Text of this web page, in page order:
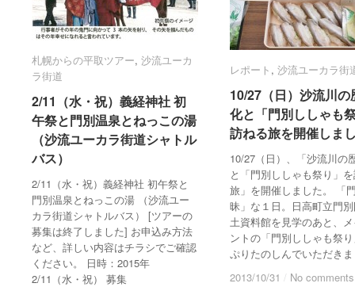
札幌からの平取ツアー, 沙流ユーカ
ラ街道
2/11（水・祝）義経神社 初
午祭と門別温泉とねっこの湯
（沙流ユーカラ街道シャトル
バス）
2/11（水・祝）義経神社 初午祭と
門別温泉とねっこの湯 （沙流ユー
カラ街道シャトルバス） [ツアーの
募集は終了しました] お申込み方法
など、詳しい内容はチラシでご確認
ください。 日時：2015年
2/11（水・祝） 募集
札幌からの平取ツアー 沙流ユーカ
ラ街道
2/11（水・祝）義経神社 初
午祭と門別温泉とねっこの湯
（沙流ユーカラ街道シャトル
バス）
レポート , 沙流ユーカラ街
10/27（日）沙流川の
化と「門別ししゃも
訪ねる旅を開催しま
10/27（日）、「沙流川の
と「門別ししゃも祭り」
旅」を開催しました。 「
昧」な１日。日高町立門
土資料館を見学のあと、
ントの「門別ししゃも祭
ぷりたのしんでいただき
2013/10/31 / No comments
レポート 沙流ユーカラ街
10/27（日）沙流川の
化と「門別ししゃも
訪ねる旅を開催しま
2013/10/31 / No comments